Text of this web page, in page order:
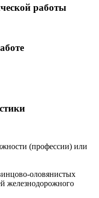
работы
(профессии) или
оловянистых
железнодорожного